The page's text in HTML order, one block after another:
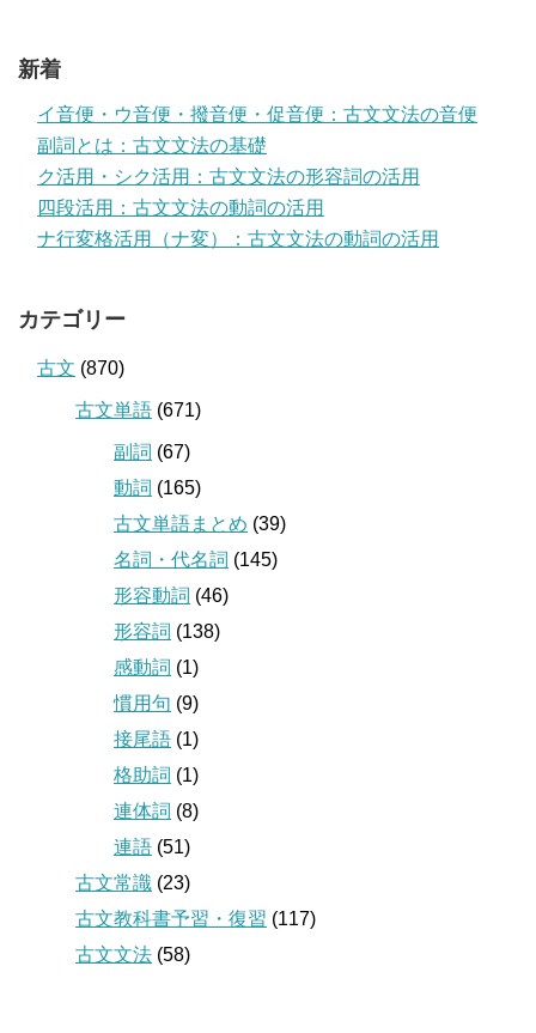
新着
イ音便・ウ音便・撥音便・促音便：古文文法の音便
副詞とは：古文文法の基礎
ク活用・シク活用：古文文法の形容詞の活用
四段活用：古文文法の動詞の活用
ナ行変格活用（ナ変）：古文文法の動詞の活用
カテゴリー
古文 (870)
古文単語 (671)
副詞 (67)
動詞 (165)
古文単語まとめ (39)
名詞・代名詞 (145)
形容動詞 (46)
形容詞 (138)
感動詞 (1)
慣用句 (9)
接尾語 (1)
格助詞 (1)
連体詞 (8)
連語 (51)
古文常識 (23)
古文教科書予習・復習 (117)
古文文法 (58)